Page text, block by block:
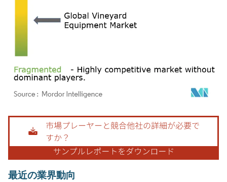
画像 © Mordor Intelligence。再利用にはCC BY 4.0の表示が必要です。
最近の業界動向